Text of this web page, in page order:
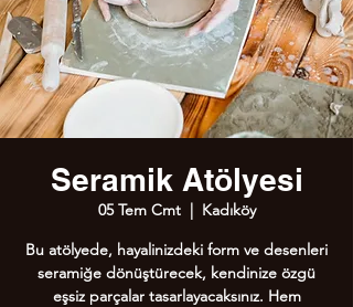
Seramik Atölyesi
05 Tem Cmt
  |
Kadıköy
Bu atölyede, hayalinizdeki form ve desenleri
seramiğe dönüştürecek, kendinize özgü
eşsiz parçalar tasarlayacaksınız. Hem